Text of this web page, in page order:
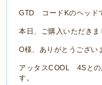
GTD コードKのヘッド
本日、ご購入いただきま
O様、ありがとうござい
アッタスCOOL 4Sとの
す。